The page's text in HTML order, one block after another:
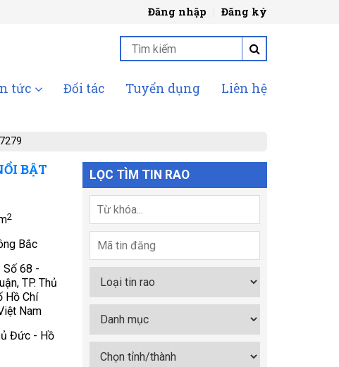
Đăng nhập Đăng ký
tức Đối tác Tuyển dụng Liên hệ
BẬT
2
Bắc
Số 68 -
TP. Thủ
Hồ Chí
Nam
Đức - Hồ
LỌC TÌM TIN RAO